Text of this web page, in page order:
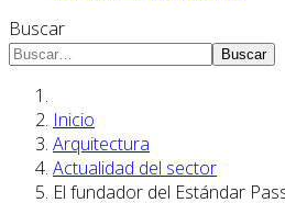
Buscar
Buscar
Inicio
Arquitectura
Actualidad del sector
El fundador del Estándar